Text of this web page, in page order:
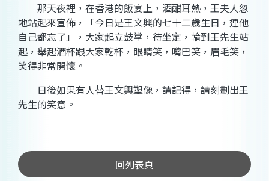
那天夜裡，在香港的飯宴上，酒酣耳熱，王夫人忽
地站起來宣佈，「今日是王文興的七十二歲生日，連他
自己都忘了」，大家起立鼓掌，待坐定，輪到王先生站
起，舉起酒杯跟大家乾杯，眼睛笑，嘴巴笑，眉毛笑，
笑得非常開懷。
日後如果有人替王文興塑像，請記得，請刻劃出王
先生的笑意。
回列表頁